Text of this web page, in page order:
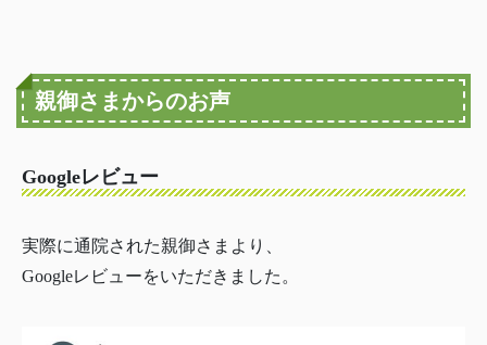
親御さまからのお声
Googleレビュー
実際に通院された親御さまより、
Googleレビューをいただきました。